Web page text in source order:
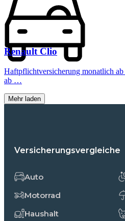
Renault Clio
Haftpflichtversicherung monatlich ab
ab …
Mehr laden
Versicherungsvergleiche
Auto
Motorrad
Haushalt